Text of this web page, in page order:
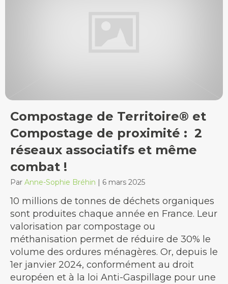
Compostage de Territoire® et
Compostage de proximité : 2
réseaux associatifs et même
combat !
Par Anne-Sophie Bréhin 6 mars 2025
10 millions de tonnes de déchets organiques
sont produites chaque année en France. Leur
valorisation par compostage ou
méthanisation permet de réduire de 30% le
volume des ordures ménagères. Or, depuis le
1er janvier 2024, conformément au droit
européen et à la loi Anti-Gaspillage pour une